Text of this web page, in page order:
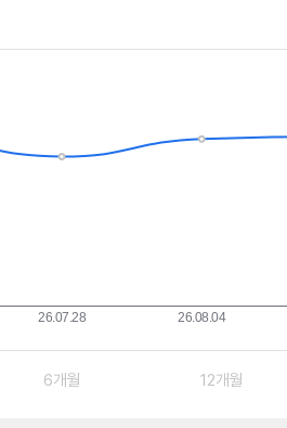
6개월 12개월